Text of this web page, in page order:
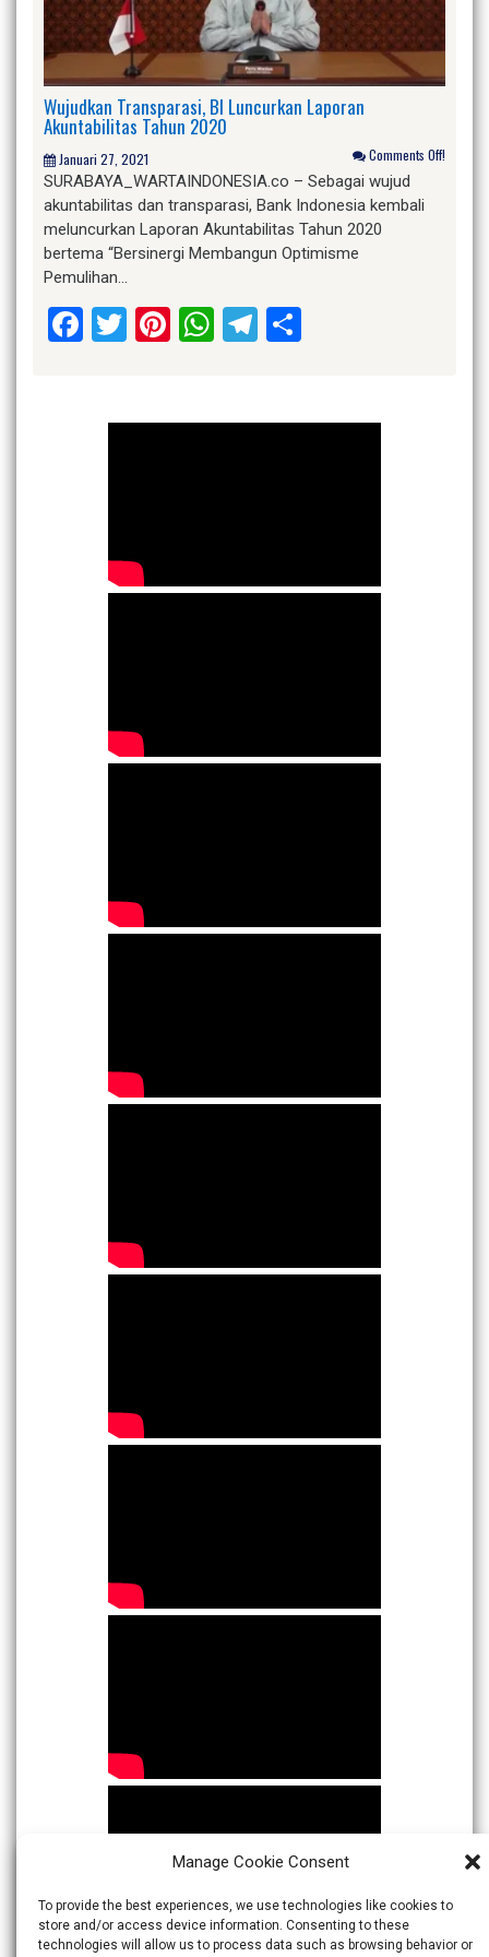
Manage Cookie Consent
To provide the best experiences, we use technologies like cookies to
store and/or access device information. Consenting to these
technologies will allow us to process data such as browsing behavior or
Wujudkan Transparasi, BI Luncurkan Laporan
Akuntabilitas Tahun 2020
Januari 27, 2021 Comments Off!
SURABAYA_WARTAINDONESIA.co – Sebagai wujud
akuntabilitas dan transparasi, Bank Indonesia kembali
meluncurkan Laporan Akuntabilitas Tahun 2020
bertema “Bersinergi Membangun Optimisme
Pemulihan…
Facebook
Twitter
Pinterest
WhatsApp
Telegram